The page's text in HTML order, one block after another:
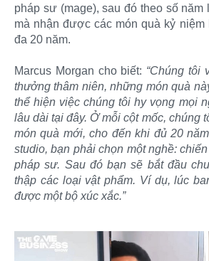
pháp sư (mage), sau đó theo số năm
mà nhận được các món quà kỷ niệm
đa 20 năm.
Marcus Morgan cho biết: “Chúng tôi
thưởng thâm niên, những món quà
thể hiện việc chúng tôi hy vọng mọi
lâu dài tại đây. Ở mỗi cột mốc, chúng
món quà mới, cho đến khi đủ 20
studio, bạn phải chọn một nghề:
pháp sư. Sau đó bạn sẽ bắt đầu
thập các loại vật phẩm. Ví dụ, lúc
được một bộ xúc xắc.”